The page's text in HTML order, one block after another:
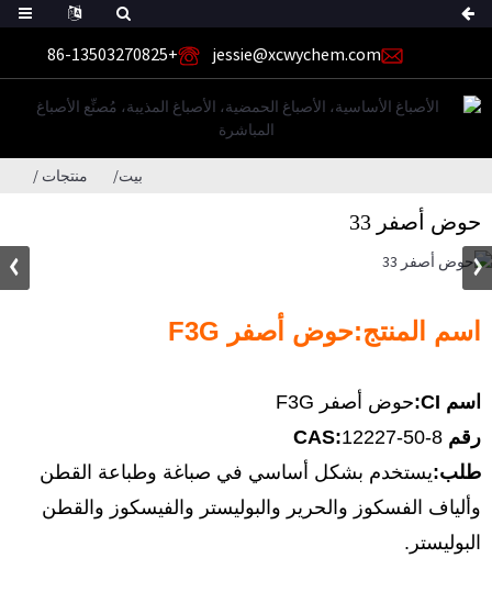
jessie@xcwychem.com
+86-13503270825
بيت منتجات
حوض أصفر 33
اسم المنتج:حوض أصفر F3G
اسم CI:
حوض أصفر F3G
رقم CAS: 12227-50-8
طلب:يستخدم بشكل أساسي في صباغة وطباعة القطن
وألياف الفسكوز والحرير والبوليستر والفيسكوز والقطن
البوليستر.